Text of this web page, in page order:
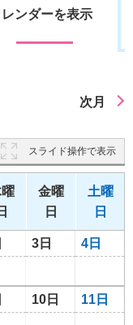
レンダーを表示
次月
スライド操作で表示
金曜
日
土曜
日
3日 4日
10日 11日